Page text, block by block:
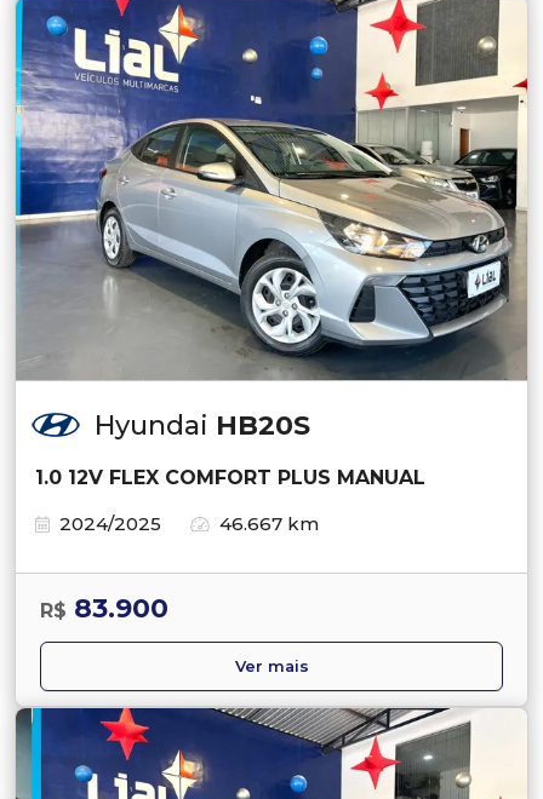
Hyundai HB20S
1.0 12V FLEX COMFORT PLUS MANUAL
2024/2025
46.667 km
R$ 83.900
Ver mais